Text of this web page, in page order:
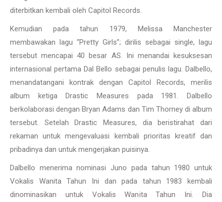
diterbitkan kembali oleh Capitol Records.
Kemudian pada tahun 1979, Melissa Manchester
membawakan lagu “Pretty Girls”; dirilis sebagai single, lagu
tersebut mencapai 40 besar AS. Ini menandai kesuksesan
internasional pertama Dal Bello sebagai penulis lagu. Dalbello,
menandatangani kontrak dengan Capitol Records, merilis
album ketiga Drastic Measures pada 1981. Dalbello
berkolaborasi dengan Bryan Adams dan Tim Thorney di album
tersebut. Setelah Drastic Measures, dia beristirahat dari
rekaman untuk mengevaluasi kembali prioritas kreatif dan
pribadinya dan untuk mengerjakan puisinya.
Dalbello menerima nominasi Juno pada tahun 1980 untuk
Vokalis Wanita Tahun Ini dan pada tahun 1983 kembali
dinominasikan untuk Vokalis Wanita Tahun Ini. Dia